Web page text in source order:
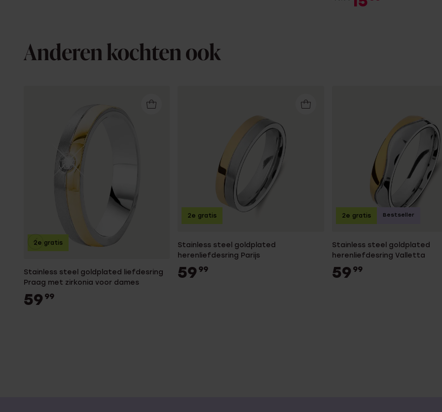
Anderen kochten ook
Stainless steel goldplated liefdesring
Praag met zirkonia voor dames
59 99
2e gratis
Stainless steel goldplated
herenliefdesring Parijs
59 99
2e gratis
Stainless steel goldplated
herenliefdesring Valletta
59 99
2e gratis Bestseller